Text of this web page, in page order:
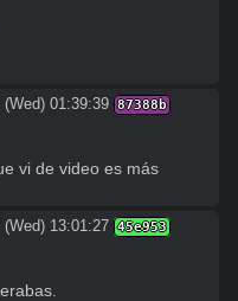
01:39:39 87388b
vi de video es más
13:01:27 45e953